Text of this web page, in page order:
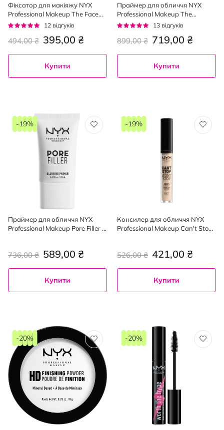
Фіксатор для макіяжу NYX
Professional Makeup The Face
Glue Setting Spray 60 мл
Рейтинг:
12 відгуків
395,00 ₴
494,00 ₴
Купити
Праймер для обличчя NYX
Professional Makeup The
Marshmallow Primer 30 мл
Рейтинг:
13 відгуків
719,00 ₴
899,00 ₴
Купити
Праймер для обличчя NYX
Professional Makeup Pore Filler з
589,00 ₴
736,00 ₴
-19%
Купити
Консилер для обличчя NYX
Professional Makeup Can't Stop
421,00 ₴
526,00 ₴
-19%
Купити
-20% -20%